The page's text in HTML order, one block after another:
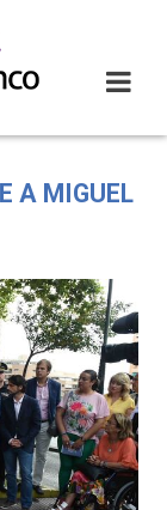
A MIGUEL